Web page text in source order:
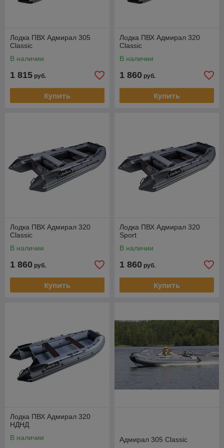
Лодка ПВХ Адмирал 305
Classic
В наличии
1 815 руб.
Купить
Лодка ПВХ Адмирал 320
Classic
В наличии
1 860 руб.
Купить
Лодка ПВХ Адмирал 320
Classic
В наличии
1 860 руб.
Купить
Лодка ПВХ Адмирал 320
Sport
В наличии
1 860 руб.
Купить
Лодка ПВХ Адмирал 320
НДНД
В наличии
Адмирал 305 Classic